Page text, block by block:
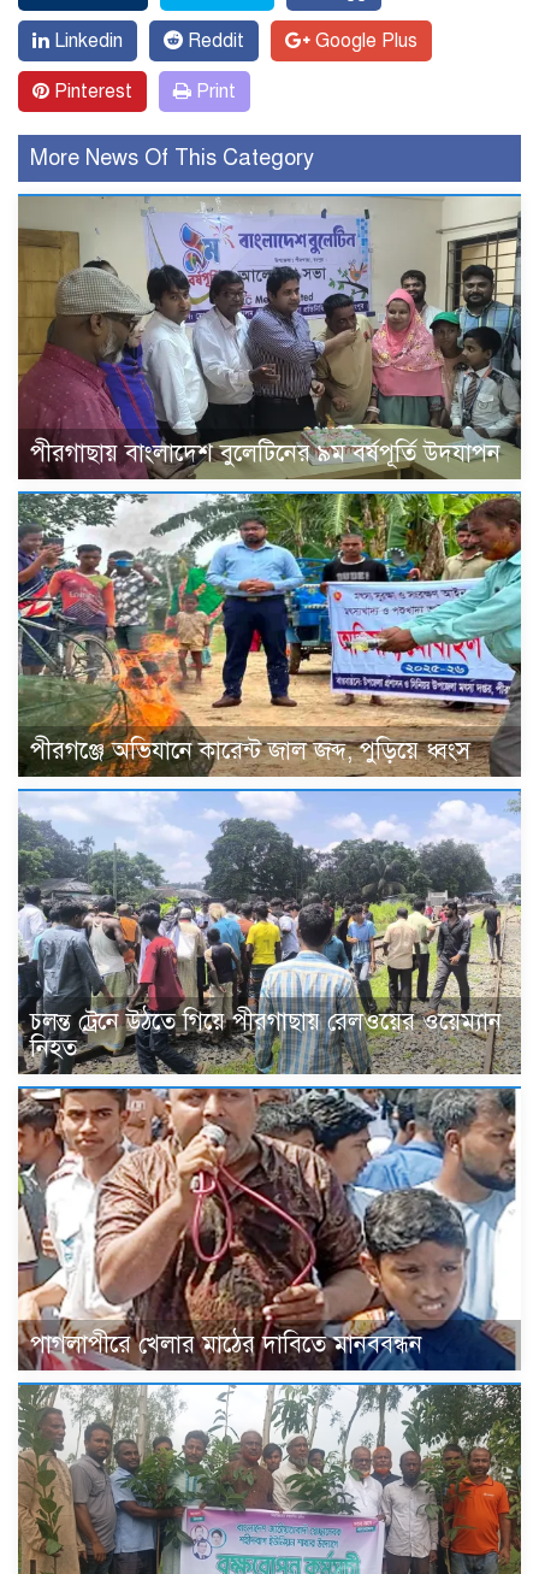
Linkedin Reddit Google Plus
Pinterest Print
More News Of This Category
পীরগাছায় বাংলাদেশ বুলেটিনের ৯ম বর্ষপূর্তি উদযাপন
পীরগঞ্জে অভিযানে কারেন্ট জাল জব্দ, পুড়িয়ে ধ্বংস
চলন্ত ট্রেনে উঠতে গিয়ে পীরগাছায় রেলওয়ের ওয়েম্যান
নিহত
পাগলাপীরে খেলার মাঠের দাবিতে মানববন্ধন